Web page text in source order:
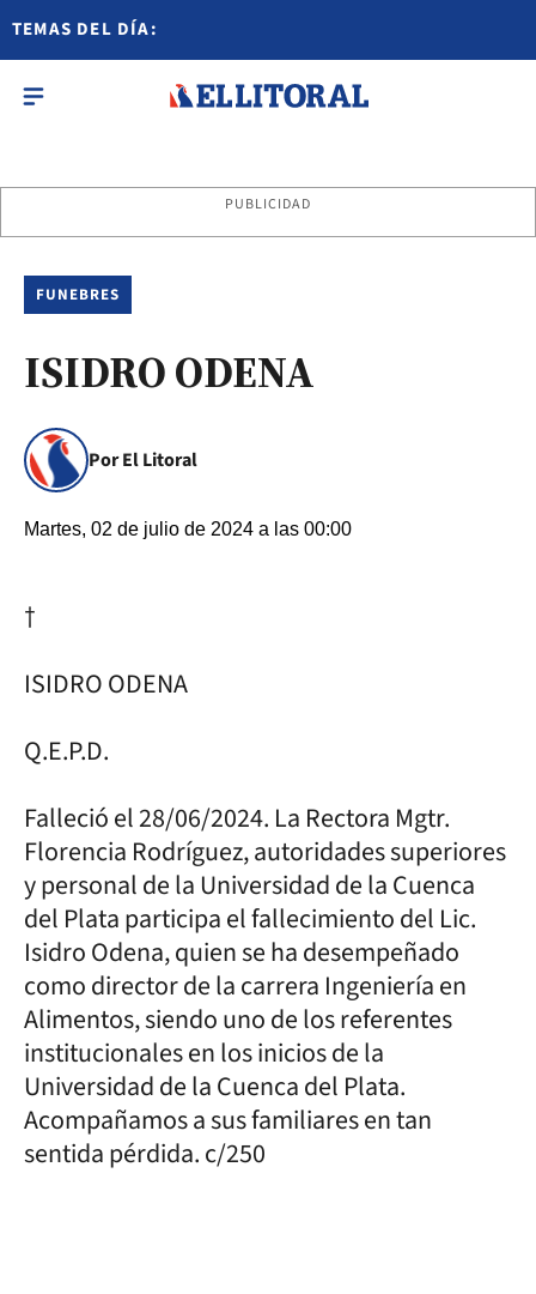
TEMAS DEL DÍA:
PUBLICIDAD
FUNEBRES
ISIDRO ODENA
Por El Litoral
Martes, 02 de julio de 2024 a las 00:00
†
ISIDRO ODENA
Q.E.P.D.
Falleció el 28/06/2024. La Rectora Mgtr.
Florencia Rodríguez, autoridades superiores
y personal de la Universidad de la Cuenca
del Plata participa el fallecimiento del Lic.
Isidro Odena, quien se ha desempeñado
como director de la carrera Ingeniería en
Alimentos, siendo uno de los referentes
institucionales en los inicios de la
Universidad de la Cuenca del Plata.
Acompañamos a sus familiares en tan
sentida pérdida. c/250